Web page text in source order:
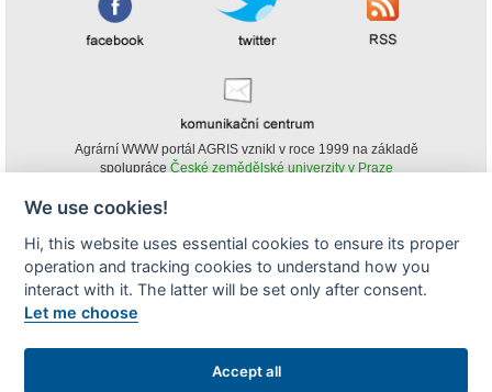
Agrární WWW portál AGRIS vznikl v roce 1999 na základě
spolupráce České zemědělské univerzity v Praze
obsahu agrárního WWW portálu AGRIS je možné
(pokud není uvedeno jinak) pouze za podmínky uvedení zdroje v podobě
www.agris.cz a data publikace v AGRISu.
We use cookies!
Hi, this website uses essential cookies to ensure its proper
operation and tracking cookies to understand how you
interact with it. The latter will be set only after consent.
Let me choose
Accept all